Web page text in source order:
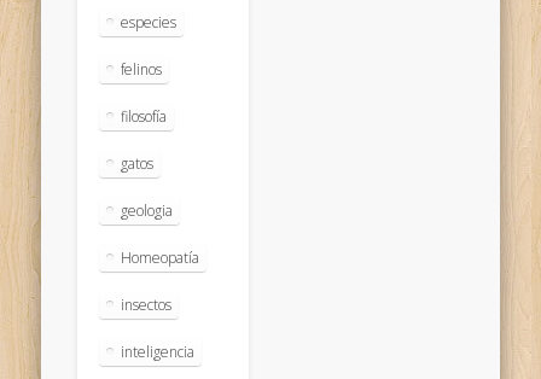
especies
felinos
filosofía
gatos
geologia
Homeopatía
insectos
inteligencia